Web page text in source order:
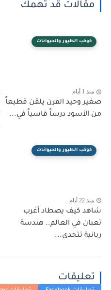
مقالات قد تهمك
كوكب الطيور والحيوانات
منذ 1 أيام
صغير وحيد القرن يلقن قطيعاً
من الأسود درساً قاسياً في...
كوكب الطيور والحيوانات
منذ 22 أيام
شاهد كيف يصطاد أغرب
ثعبان في العالم.. هندسة
ربانية تتحدى...
تعليقات